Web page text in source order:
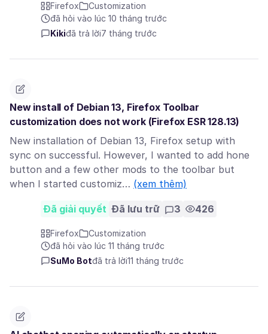
Firefox
Customization
đã hỏi vào lúc 10 tháng trước
Kikiđã trả lời7 tháng trước
New install of Debian 13, Firefox Toolbar
customization does not work (Firefox ESR 128.13)
New installation of Debian 13, Firefox setup with
sync on successful. However, I wanted to add hone
button and a few other mods to the toolbar but
when I started customiz… (xem thêm)
Đã giải quyết Đã lưu trữ 3 426
Firefox
Customization
đã hỏi vào lúc 11 tháng trước
SuMo Botđã trả lời11 tháng trước